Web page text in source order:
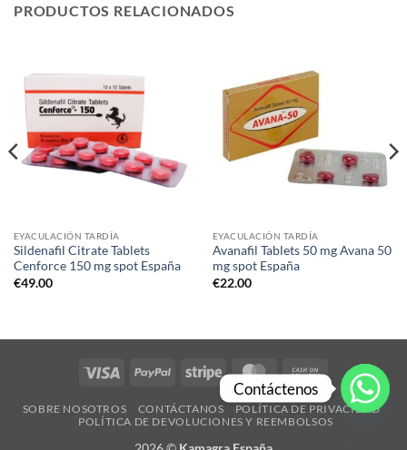
PRODUCTOS RELACIONADOS
EYACULACIÓN TARDÍA
Sildenafil Citrate Tablets
Cenforce 150 mg spot España
€49.00
EYACULACIÓN TARDÍA
Avanafil Tablets 50 mg Avana 50
mg spot España
€22.00
Visa PayPal Stripe MasterCardCash
On
Delivery
SOBRE NOSOTROS CONTÁCTANOS
POLÍTICA DE PRIVACIDAD​
POLÍTICA DE DEVOLUCIONES Y REEMBOLSOS
Contáctenos